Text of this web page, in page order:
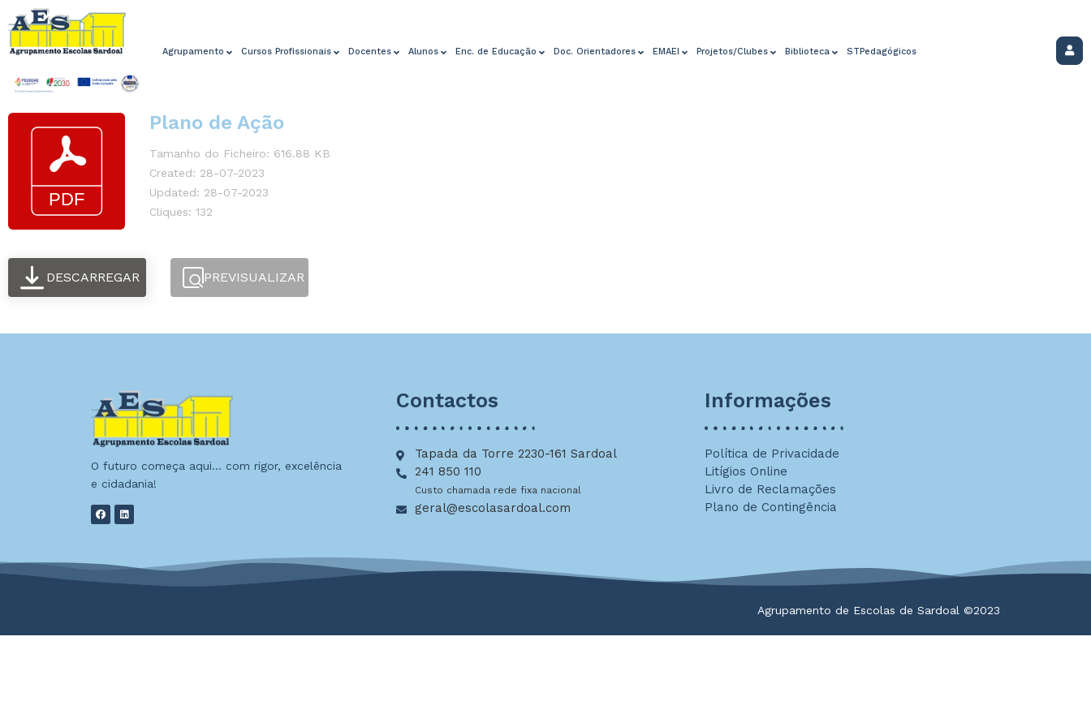
Agrupamento Cursos Profissionais Docentes Alunos Enc. de Educação Doc. Orientadores EMAEI Projetos/Clubes Biblioteca STPedagógicos
Plano de Ação
Tamanho do Ficheiro: 616.88 KB
Created: 28-07-2023
Updated: 28-07-2023
Cliques: 132
DESCARREGAR PREVISUALIZAR
O futuro começa aqui… com rigor, excelência
e cidadania!
Contactos
Tapada da Torre 2230-161 Sardoal
241 850 110
Custo chamada rede fixa nacional
geral@escolasardoal.com
Informações
Política de Privacidade
Litígios Online
Livro de Reclamações
Plano de Contingência
Agrupamento de Escolas de Sardoal ©2023